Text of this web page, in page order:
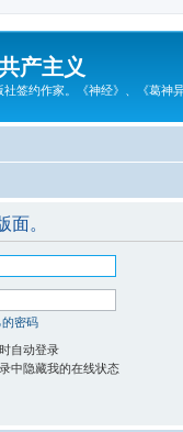
产主义
签约作家。《神经》、《葛神
面。
密码
自动登录
中隐藏我的在线状态